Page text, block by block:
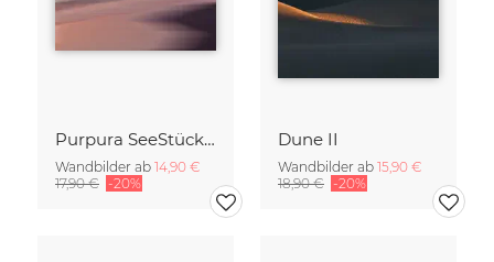
Purpura SeeStück No.18
Wandbilder ab 14,90 €
17,90 € -20%
Dune II
Wandbilder ab 15,90 €
18,90 € -20%